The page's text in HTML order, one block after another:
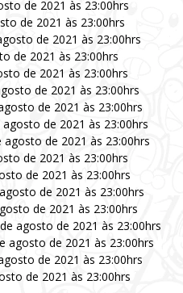
de 2021 às 23:00hrs
de 2021 às 23:00hrs
de 2021 às 23:00hrs
de 2021 às 23:00hrs
de 2021 às 23:00hrs
de 2021 às 23:00hrs
de 2021 às 23:00hrs
de 2021 às 23:00hrs
de 2021 às 23:00hrs
de 2021 às 23:00hrs
de 2021 às 23:00hrs
de 2021 às 23:00hrs
de 2021 às 23:00hrs
agosto de 2021 às 23:00hrs
agosto de 2021 às 23:00hrs
de 2021 às 23:00hrs
de 2021 às 23:00hrs